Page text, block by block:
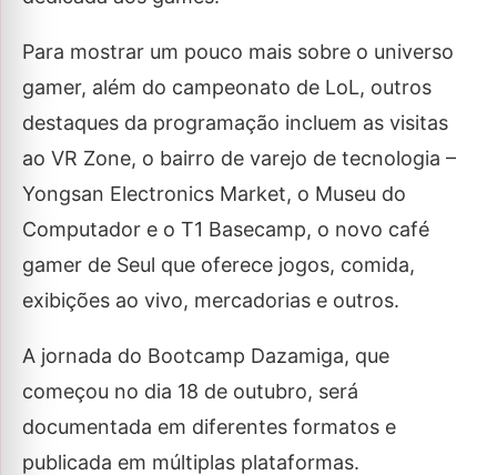
Para mostrar um pouco mais sobre o universo
gamer, além do campeonato de LoL, outros
destaques da programação incluem as visitas
ao VR Zone, o bairro de varejo de tecnologia –
Yongsan Electronics Market, o Museu do
Computador e o T1 Basecamp, o novo café
gamer de Seul que oferece jogos, comida,
exibições ao vivo, mercadorias e outros.
A jornada do Bootcamp Dazamiga, que
começou no dia 18 de outubro, será
documentada em diferentes formatos e
publicada em múltiplas plataformas.